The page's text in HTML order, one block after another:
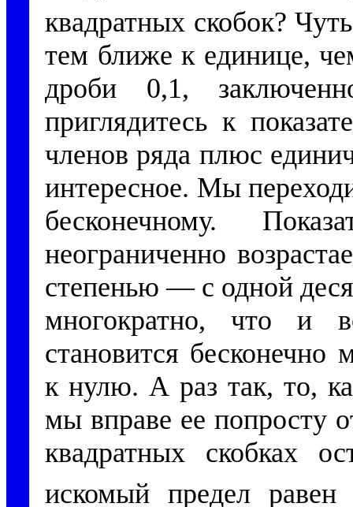
квадратных скобок?
тем ближе к единице,
дроби 0,1,
приглядитесь к
членов ряда плюс
интересное. Мы
бесконечному.
неограниченно
степенью — с одной
многократно, что и
становится
к нулю. А раз так, то,
мы вправе ее попросту
квадратных скобках
искомый предел